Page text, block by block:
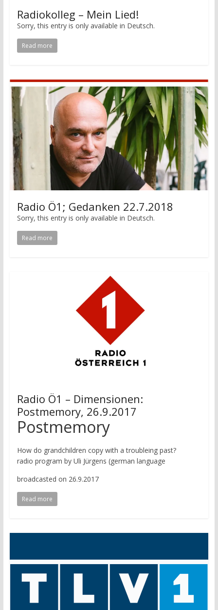
Radiokolleg – Mein Lied!
Sorry, this entry is only available in Deutsch.
Read more
Radio Ö1; Gedanken 22.7.2018
Sorry, this entry is only available in Deutsch.
Read more
Radio Ö1 – Dimensionen:
Postmemory, 26.9.2017
Postmemory
How do grandchildren copy with a troubleing past?
radio program by Uli Jürgens (german language
broadcasted on 26.9.2017
Read more